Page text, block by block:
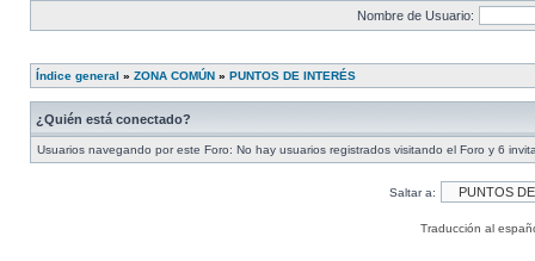
Nombre de Usuario:
Índice general » ZONA COMÚN » PUNTOS DE INTERÉS
¿Quién está conectado?
Usuarios navegando por este Foro: No hay usuarios registrados visitando el Foro y 6
Saltar a:
Traducción al